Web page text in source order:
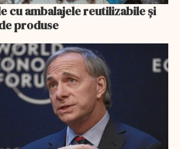
cu ambalajele reutilizabile și
produse